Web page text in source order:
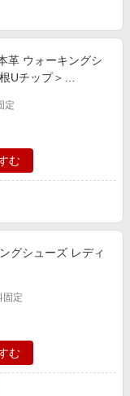
革 ウォーキングシ
Uチップ＞
定
む
グシューズ レディ
固定
む